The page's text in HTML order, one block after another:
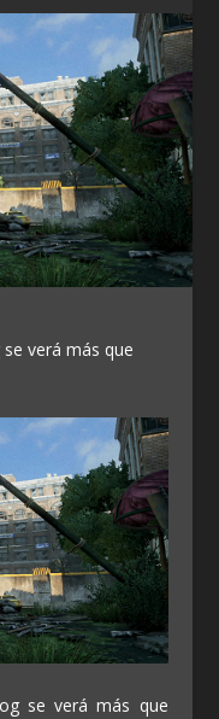
verá más que
se verá más que